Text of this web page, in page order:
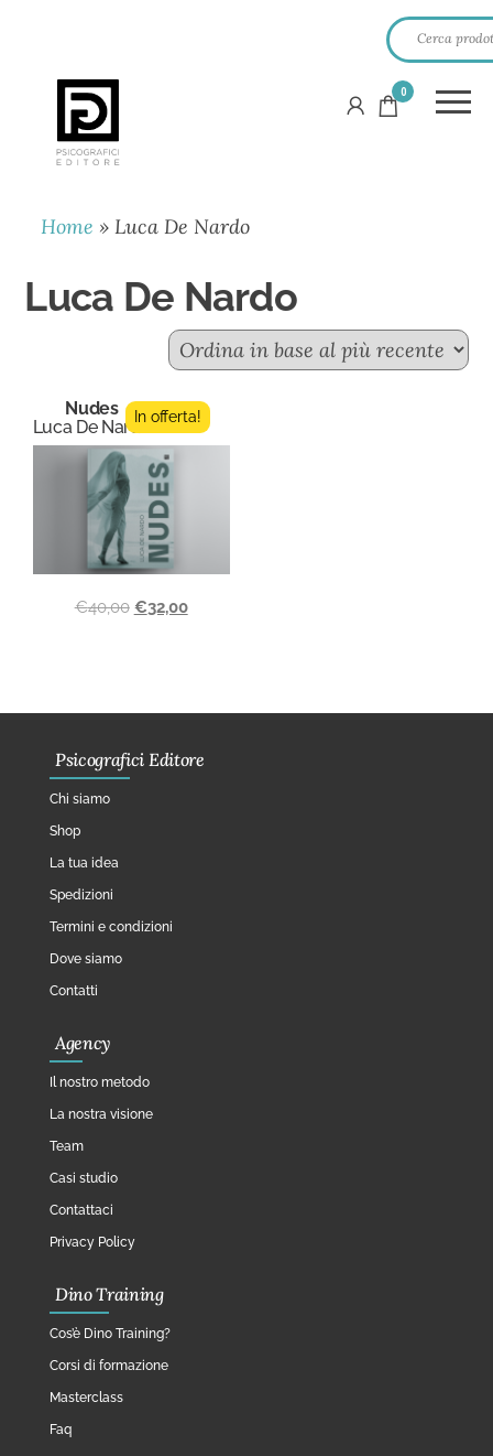
PSICOGRAFICI
EDITORE
0
Home »Luca De Nardo
Luca De Nardo
Nudes
Luca De NardoIn offerta!
€40,00 €32,00
Psicografici Editore
Chi siamo
Shop
La tua idea
Spedizioni
Termini e condizioni
Dove siamo
Contatti
Agency
Il nostro metodo
La nostra visione
Team
Casi studio
Contattaci
Privacy Policy
Dino Training
Cos’è Dino Training?
Corsi di formazione
Masterclass
Faq